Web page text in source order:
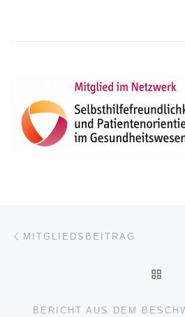
Beitragsnavigation
MITGLIEDSBEITRAG
BERICHT AUS DEM